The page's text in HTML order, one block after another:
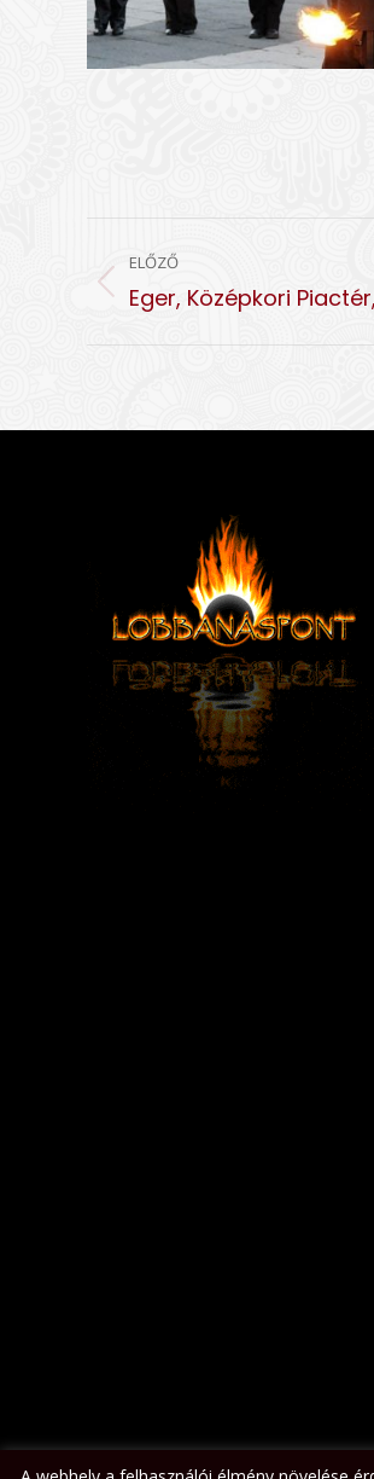
ALBUM
ELŐZŐ
Előző
Eger, Középkori